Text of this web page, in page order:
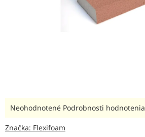
Priemerné
produktu
Neohodnotené Podrobnosti hodnotenia
Značka: Flexifoam